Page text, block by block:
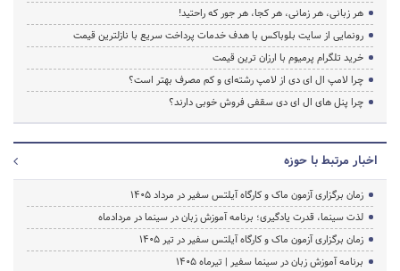
هر زبانی، هر زمانی، هر کجا، هر جور که راحتید!
رونمایی از سایت بلوباکس با هدف خدمات پرداخت سریع با نازلترین قیمت
خرید تلگرام پرمیوم با ارزان ترین قیمت
چرا لامپ ال ای دی از لامپ رشته‌ای و کم مصرف بهتر است؟
چرا پنل های ال ای دی سقفی فروش خوبی دارند؟
اخبار مرتبط با حوزه
زمان برگزاری آزمون ماک و کارگاه آیلتس سفیر در مرداد 1405
لذت سینما، قدرت یادگیری؛ برنامه آموزش زبان در سینما در مردادماه
زمان برگزاری آزمون ماک و کارگاه آیلتس سفیر در تیر 1405
برنامه آموزش زبان در سینما سفیر | تیرماه ۱۴۰۵